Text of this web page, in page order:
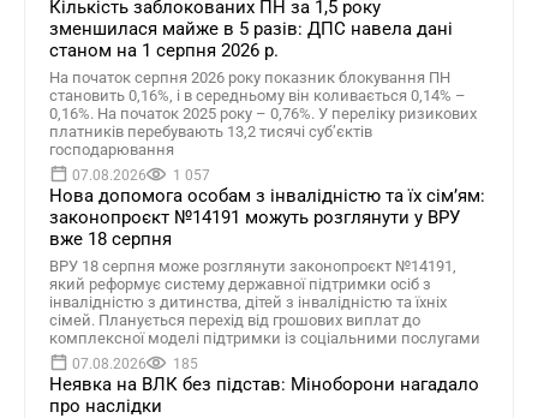
Кількість заблокованих ПН за 1,5 року
зменшилася майже в 5 разів: ДПС навела дані
станом на 1 серпня 2026 р.
На початок серпня 2026 року показник блокування ПН
становить 0,16%, і в середньому він коливається 0,14% –
0,16%. На початок 2025 року – 0,76%. У переліку ризикових
платників перебувають 13,2 тисячі суб’єктів
господарювання
07.08.2026 1 057
Нова допомога особам з інвалідністю та їх сімʼям:
законопроєкт №14191 можуть розглянути у ВРУ
вже 18 серпня
ВРУ 18 серпня може розглянути законопроєкт №14191,
який реформує систему державної підтримки осіб з
інвалідністю з дитинства, дітей з інвалідністю та їхніх
сімей. Планується перехід від грошових виплат до
комплексної моделі підтримки із соціальними послугами
07.08.2026 185
Неявка на ВЛК без підстав: Міноборони нагадало
про наслідки